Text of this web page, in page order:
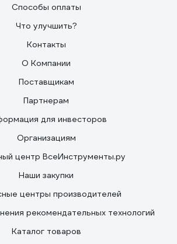
Способы оплаты
Что улучшить?
Контакты
О Компании
Поставщикам
Партнерам
для инвесторов
Организациям
центр ВсеИнструменты.ру
Наши закупки
центры производителей
рекомендательных технологий
Каталог товаров